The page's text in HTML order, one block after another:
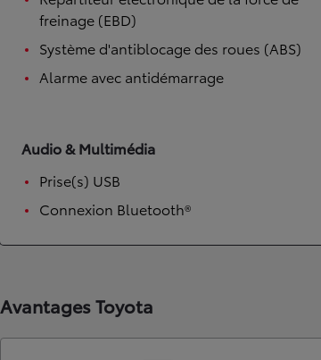
freinage (EBD)
Système d'antiblocage des roues (ABS)
Alarme avec antidémarrage
Audio & Multimédia
Prise(s) USB
Connexion Bluetooth®
Avantages Toyota